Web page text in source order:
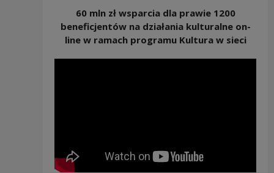
60 mln zł wsparcia dla prawie 1200
beneficjentów na działania kulturalne on-
line w ramach programu Kultura w sieci